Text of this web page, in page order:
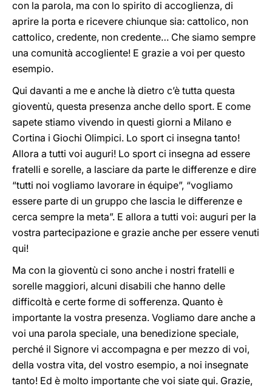
con la parola, ma con lo spirito di accoglienza, di
aprire la porta e ricevere chiunque sia: cattolico, non
cattolico, credente, non credente… Che siamo sempre
una comunità accogliente! E grazie a voi per questo
esempio.
Qui davanti a me e anche là dietro c’è tutta questa
gioventù, questa presenza anche dello sport. E come
sapete stiamo vivendo in questi giorni a Milano e
Cortina i Giochi Olimpici. Lo sport ci insegna tanto!
Allora a tutti voi auguri! Lo sport ci insegna ad essere
fratelli e sorelle, a lasciare da parte le differenze e dire
“tutti noi vogliamo lavorare in équipe”, “vogliamo
essere parte di un gruppo che lascia le differenze e
cerca sempre la meta”. E allora a tutti voi: auguri per la
vostra partecipazione e grazie anche per essere venuti
qui!
Ma con la gioventù ci sono anche i nostri fratelli e
sorelle maggiori, alcuni disabili che hanno delle
difficoltà e certe forme di sofferenza. Quanto è
importante la vostra presenza. Vogliamo dare anche a
voi una parola speciale, una benedizione speciale,
perché il Signore vi accompagna e per mezzo di voi,
della vostra vita, del vostro esempio, a noi insegnate
tanto! Ed è molto importante che voi siate qui. Grazie,